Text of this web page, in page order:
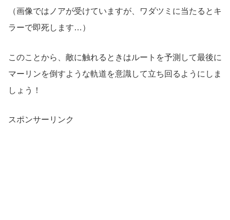
（画像ではノアが受けていますが、ワダツミに当たるとキ
ラーで即死します…）
このことから、敵に触れるときはルートを予測して最後に
マーリンを倒すような軌道を意識して立ち回るようにしま
しょう！
スポンサーリンク